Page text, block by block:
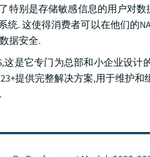
别是存储敏感信息的用户对
. 这使得消费者可以在他们的
据安全.
这是它专门为总部和小企业设
提供完整解决方案,用于维护